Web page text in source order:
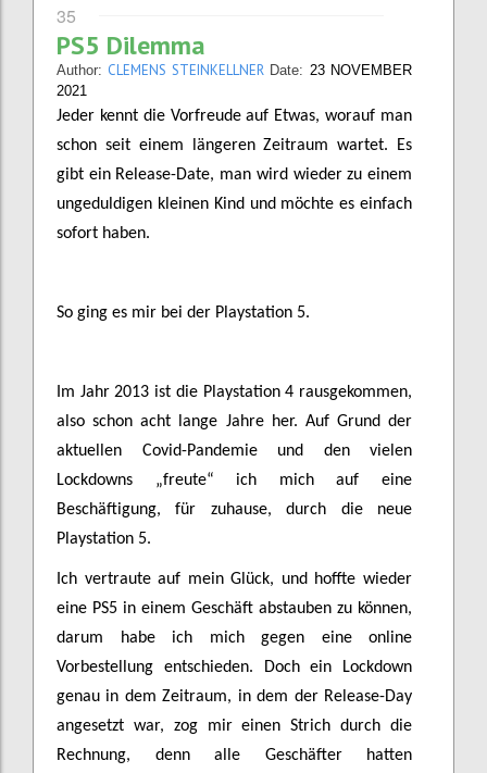
35
PS5 Dilemma
Author: CLEMENS STEINKELLNER Date: 23 NOVEMBER
2021
Jeder kennt die Vorfreude auf Etwas, worauf man
schon seit einem längeren Zeitraum wartet. Es
gibt ein Release-Date, man wird wieder zu einem
ungeduldigen kleinen Kind und möchte es einfach
sofort haben.
So ging es mir bei der Playstation 5.
Im Jahr 2013 ist die Playstation 4 rausgekommen,
also schon acht lange Jahre her. Auf Grund der
aktuellen Covid-Pandemie und den vielen
Lockdowns „freute“ ich mich auf eine
Beschäftigung, für zuhause, durch die neue
Playstation 5.
Ich vertraute auf mein Glück, und hoffte wieder
eine PS5 in einem Geschäft abstauben zu können,
darum habe ich mich gegen eine online
Vorbestellung entschieden. Doch ein Lockdown
genau in dem Zeitraum, in dem der Release-Day
angesetzt war, zog mir einen Strich durch die
Rechnung, denn alle Geschäfter hatten